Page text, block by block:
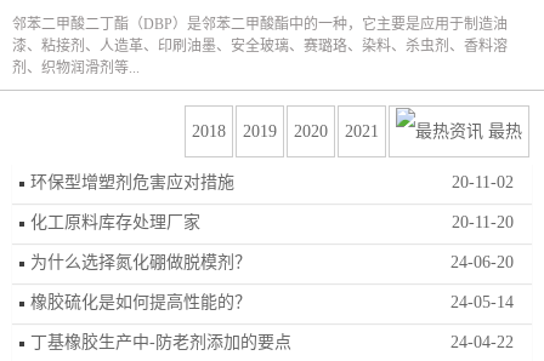
邻苯二甲酸二丁酯（DBP）是邻苯二甲酸酯中的一种，它主要是应用于制造油
漆、粘接剂、人造革、印刷油墨、安全玻璃、赛璐珞、染料、杀虫剂、香料溶
剂、织物润滑剂等...
2018 2019 2020 2021 最热
环保型增塑剂危害应对措施 20-11-02
化工原料库存处理厂家 20-11-20
为什么选择氮化硼做脱模剂？ 24-06-20
橡胶硫化是如何提高性能的？ 24-05-14
丁基橡胶生产中-防老剂添加的要点 24-04-22